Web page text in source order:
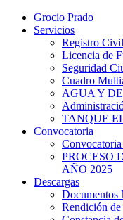
Grocio Prado
Servicios
Registro Civil
Licencia de
Seguridad
Cuadro
AGUA Y
TANQUE
Convocatoria
PROCESO
AÑO 2025
Descargas
Documentos
Rendición